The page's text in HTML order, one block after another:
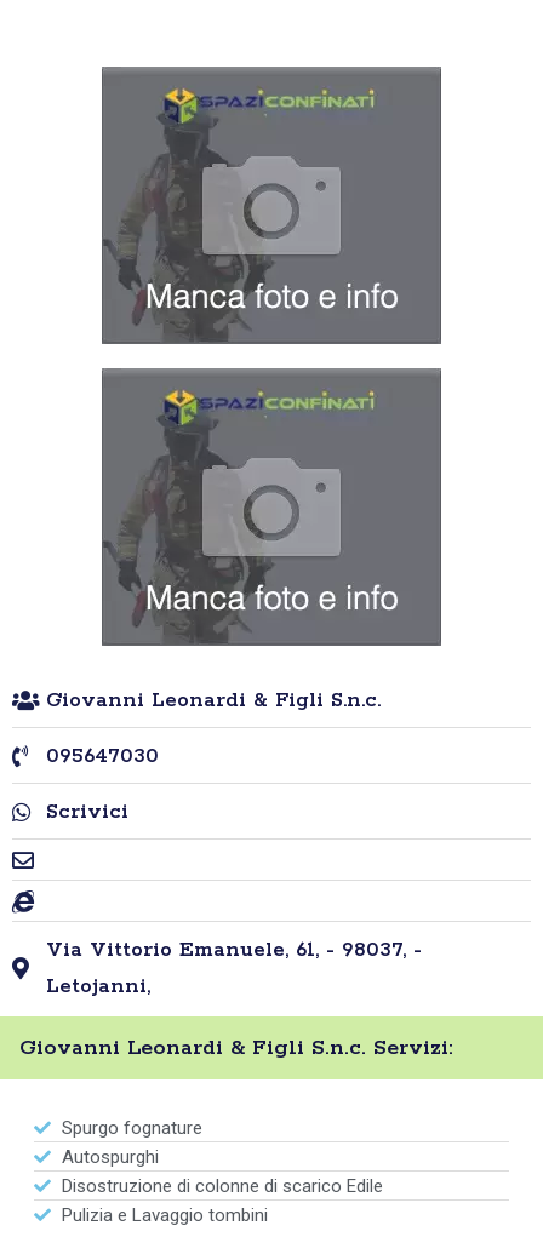
Giovanni Leonardi & Figli S.n.c.
095647030
Scrivici
Via Vittorio Emanuele, 61, - 98037, -
Letojanni,
Giovanni Leonardi & Figli S.n.c. Servizi:
Spurgo fognature
Autospurghi
Disostruzione di colonne di scarico Edile
Pulizia e Lavaggio tombini